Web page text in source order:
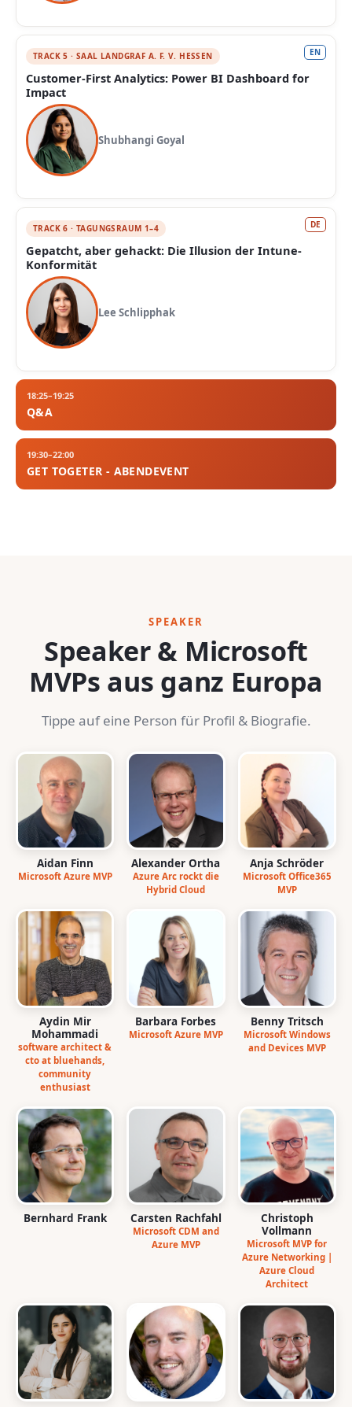
TRACK 5 · SAAL LANDGRAF A. F. V. HESSEN EN
Customer-First Analytics: Power BI Dashboard for
Impact
Shubhangi Goyal
TRACK 6 · TAGUNGSRAUM 1–4 DE
Gepatcht, aber gehackt: Die Illusion der Intune-
Konformität
Lee Schlipphak
18:25–19:25
Q&A
19:30–22:00
GET TOGETER - ABENDEVENT
SPEAKER
Speaker & Microsoft
MVPs aus ganz Europa
Tippe auf eine Person für Profil & Biografie.
Aidan Finn
Microsoft Azure MVP
Alexander Ortha
Azure Arc rockt die
Hybrid Cloud
Anja Schröder
Microsoft Office365
MVP
Aydin Mir
Mohammadi
software architect &
cto at bluehands,
community
enthusiast
Barbara Forbes
Microsoft Azure MVP
Benny Tritsch
Microsoft Windows
and Devices MVP
Bernhard Frank Carsten Rachfahl
Microsoft CDM and
Azure MVP
Christoph
Vollmann
Microsoft MVP for
Azure Networking |
Azure Cloud
Architect